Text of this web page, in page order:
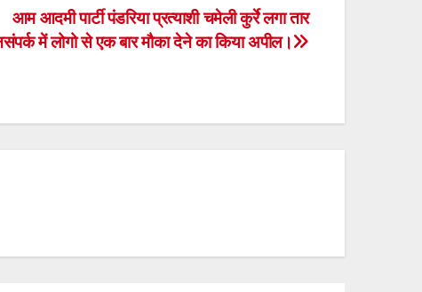
आम आदमी पार्टी पंडरिया प्रत्याशी चमेली कुर्रे लगा तार
में लोगो से एक बार मौका देने का किया अपील।